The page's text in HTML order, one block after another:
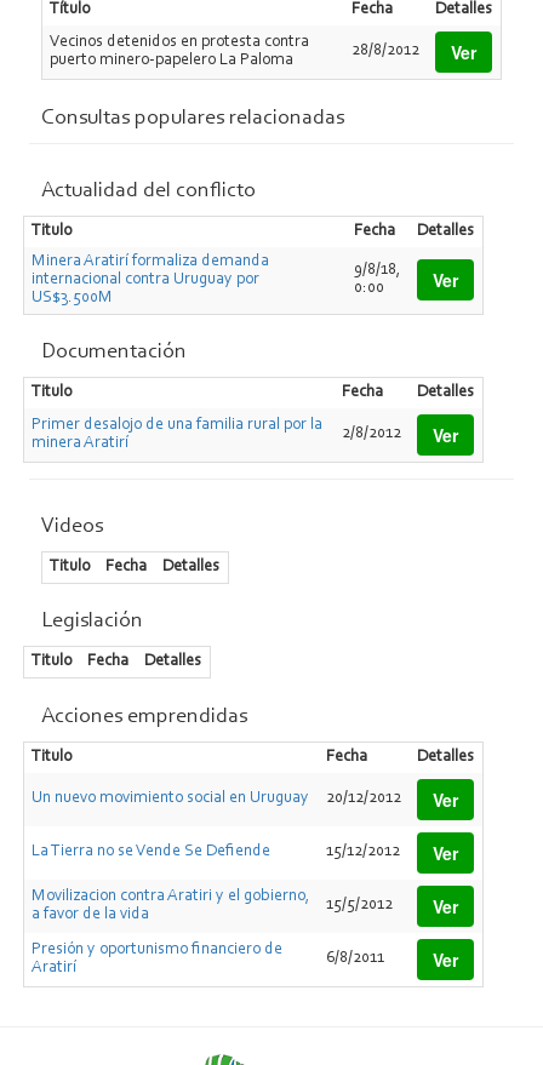
Título
Fecha
Detalles
Vecinos detenidos en protesta contra
puerto minero-papelero La Paloma
28/8/2012 Ver
Consultas populares relacionadas
Actualidad del conflicto
Titulo Fecha
Detalles
Minera Aratirí formaliza demanda
internacional contra Uruguay por
US$3.500M
9/8/18,
0:00
Ver
Documentación
Titulo Fecha
Detalles
Primer desalojo de una familia rural por la
minera Aratirí
2/8/2012 Ver
Videos
Titulo Fecha Detalles
Legislación
Titulo Fecha Detalles
Acciones emprendidas
Titulo Fecha Detalles
Un nuevo movimiento social en Uruguay 20/12/2012 Ver
La Tierra no se Vende Se Defiende 15/12/2012 Ver
Movilizacion contra Aratiri y el gobierno,
a favor de la vida
15/5/2012 Ver
Presión y oportunismo financiero de
Aratirí
6/8/2011 Ver